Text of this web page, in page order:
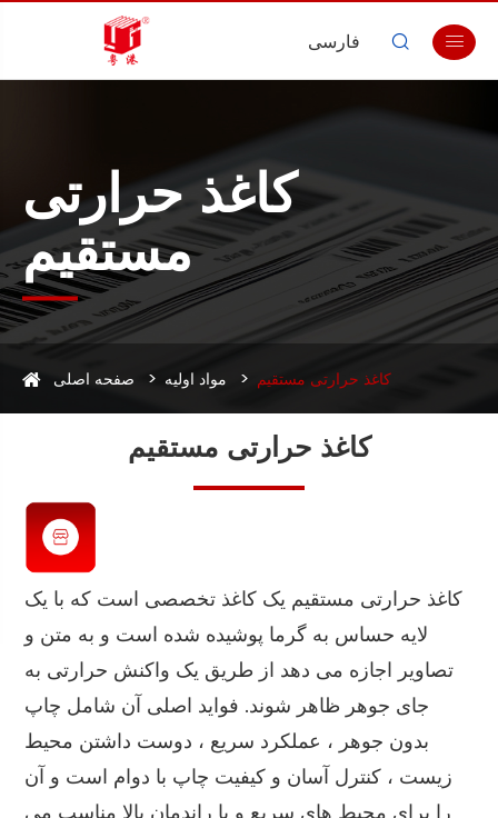
فارسی  
کاغذ حرارتی
مستقیم
صفحه اصلی مواد اولیه کاغذ حرارتی مستقیم
کاغذ حرارتی مستقیم
کاغذ حرارتی مستقیم یک کاغذ تخصصی است که با یک
لایه حساس به گرما پوشیده شده است و به متن و
تصاویر اجازه می دهد از طریق یک واکنش حرارتی به
جای جوهر ظاهر شوند. فواید اصلی آن شامل چاپ
بدون جوهر ، عملکرد سریع ، دوست داشتن محیط
زیست ، کنترل آسان و کیفیت چاپ با دوام است و آن